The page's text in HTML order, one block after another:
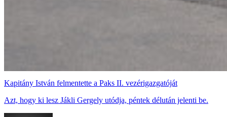
Kapitány István felmentette a Paks II. vezérigazgatóját
Azt, hogy ki lesz Jákli Gergely utódja, péntek délután jelenti be.